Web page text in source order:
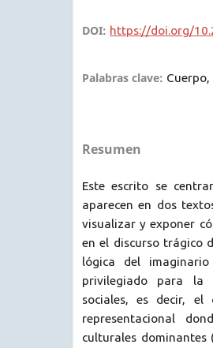
DOI: https://doi.org/
Palabras clave:
Resumen
Este escrito se
aparecen en dos
visualizar y exponer
en el discurso trágico
lógica del
privilegiado para la
sociales, es decir, el
representacional
culturales dominantes